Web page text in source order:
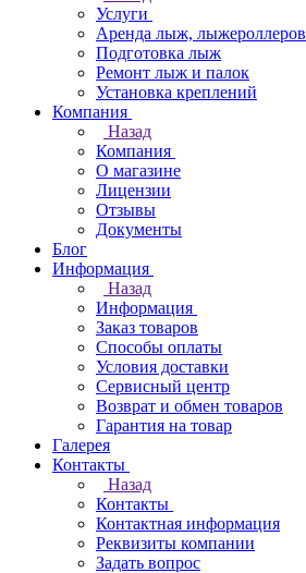
Услуги
Аренда лыж, лыжероллеров
Подготовка лыж
Ремонт лыж и палок
Установка креплений
Компания
Назад
Компания
О магазине
Лицензии
Отзывы
Документы
Блог
Информация
Назад
Информация
Заказ товаров
Способы оплаты
Условия доставки
Сервисный центр
Возврат и обмен товаров
Гарантия на товар
Галерея
Контакты
Назад
Контакты
Контактная информация
Реквизиты компании
Задать вопрос